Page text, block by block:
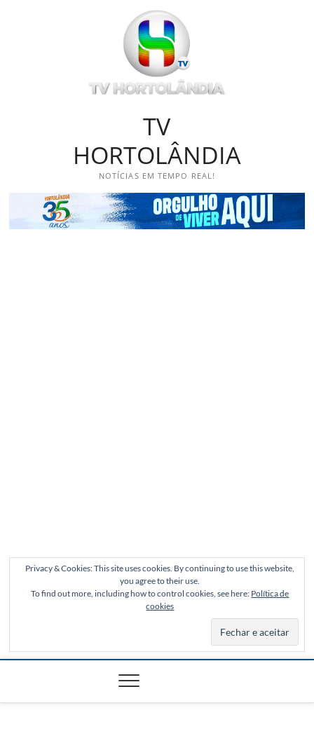
TV
HORTOLÂNDIA
NOTÍCIAS EM TEMPO REAL!
Privacy & Cookies: This site uses cookies. By continuing to use this website,
you agree to their use.
To find out more, including how to control cookies, see here: Política de
cookies